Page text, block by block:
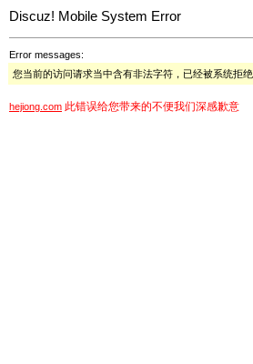
Discuz! Mobile System Error
Error messages:
您当前的访问请求当中含有非法字符，已经被系统拒绝
hejiong.com 此错误给您带来的不便我们深感歉意